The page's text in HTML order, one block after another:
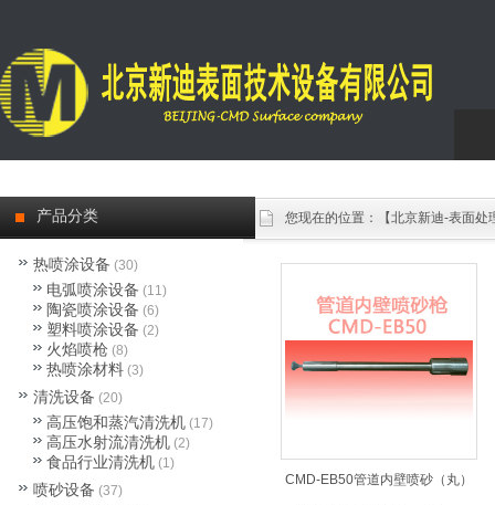
您现在的位置：
【北京新迪-表面
CMD-EB50管道内壁喷砂（丸）
产品分类
热喷涂设备 (30)
电弧喷涂设备 (11)
陶瓷喷涂设备 (6)
塑料喷涂设备 (2)
火焰喷枪 (8)
热喷涂材料 (3)
清洗设备 (20)
高压饱和蒸汽清洗机 (17)
高压水射流清洗机 (2)
食品行业清洗机 (1)
喷砂设备 (37)